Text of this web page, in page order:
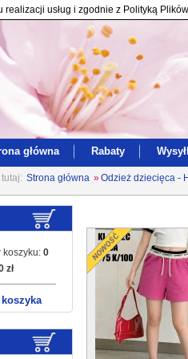
realizacji usług i zgodnie z Polityką
główna Rabaty
Strona główna »Odzież dziecięca -
koszyku: 0
zł